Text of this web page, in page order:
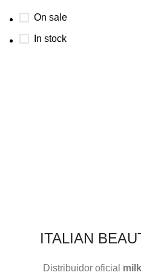
On sale
In stock
ITALIAN
Distribuidor oficial